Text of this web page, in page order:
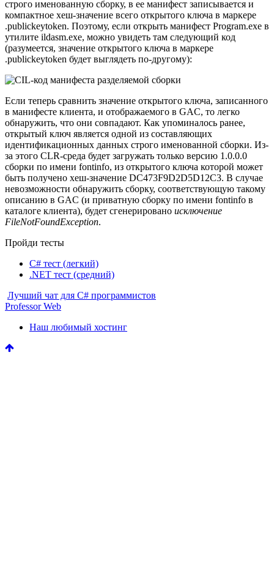
строго именованную сборку, в ее манифест записывается и
компактное хеш-значение всего открытого ключа в маркере
.publickeytoken. Поэтому, если открыть манифест Program.exe в
утилите ildasm.exe, можно увидеть там следующий код
(разумеется, значение открытого ключа в маркере
.publickeytoken будет выглядеть по-другому):
Если теперь сравнить значение открытого ключа, записанного
в манифесте клиента, и отображаемого в GAC, то легко
обнаружить, что они совпадают. Как упоминалось ранее,
открытый ключ является одной из составляющих
идентификационных данных строго именованной сборки. Из-
за этого CLR-среда будет загружать только версию 1.0.0.0
сборки по имени fontinfo, из открытого ключа которой может
быть получено хеш-значение DC473F9D2D5D12C3. В случае
невозможности обнаружить сборку, соответствующую такому
описанию в GAC (и приватную сборку по имени fontinfo в
каталоге клиента), будет сгенерировано исключение
FileNotFoundException.
Пройди тесты
C# тест (легкий)
.NET тест (средний)
Лучший чат для C# программистов
Professor Web
Наш любимый хостинг